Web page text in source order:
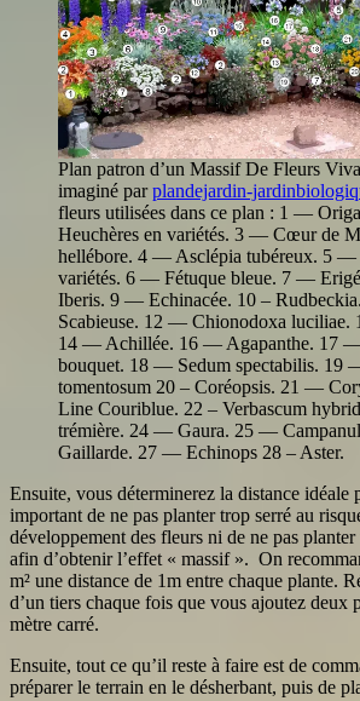
Plan patron d’un Massif De Fleurs
imaginé parplandejardin-
fleurs utilisées dans ce plan : 1 —
Heuchères en variétés. 3 — Cœur de
hellébore. 4 — Asclépia tubéreux. 5 —
variétés. 6 — Fétuque bleue. 7 —
Iberis. 9 — Echinacée. 10 –
Scabieuse. 12 — Chionodoxa luciliae.
14 — Achillée. 16 — Agapanthe. 17 —
bouquet. 18 — Sedum spectabilis. 19
tomentosum 20 – Coréopsis. 21 —
Line Couriblue. 22 – Verbascum
trémière. 24 — Gaura. 25 —
Gaillarde. 27 — Echinops 28 – Aster.
Ensuite, vous déterminerez la distance idéale
important de ne pas planter trop serré au
développement des fleurs ni de ne pas
afin d’obtenir l’effet « massif ». On
m² une distance de 1m entre chaque plante.
d’un tiers chaque fois que vous ajoutez deux
mètre carré.
Ensuite, tout ce qu’il reste à faire est de
préparer le terrain en le désherbant, puis de